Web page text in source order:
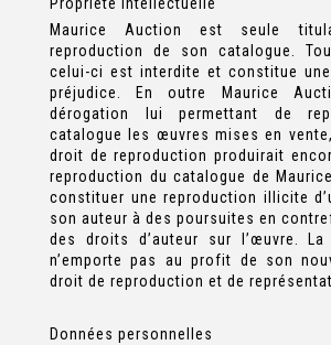
Propriété intellectuelle
Maurice Auction est seule
reproduction de son catalogue.
celui-ci est interdite et constitue
préjudice. En outre Maurice
dérogation lui permettant de
catalogue les œuvres mises en
droit de reproduction produirait
reproduction du catalogue de
constituer une reproduction illicite
son auteur à des poursuites en
des droits d’auteur sur l’œuvre. La
n’emporte pas au profit de son
droit de reproduction et de
Données personnelles